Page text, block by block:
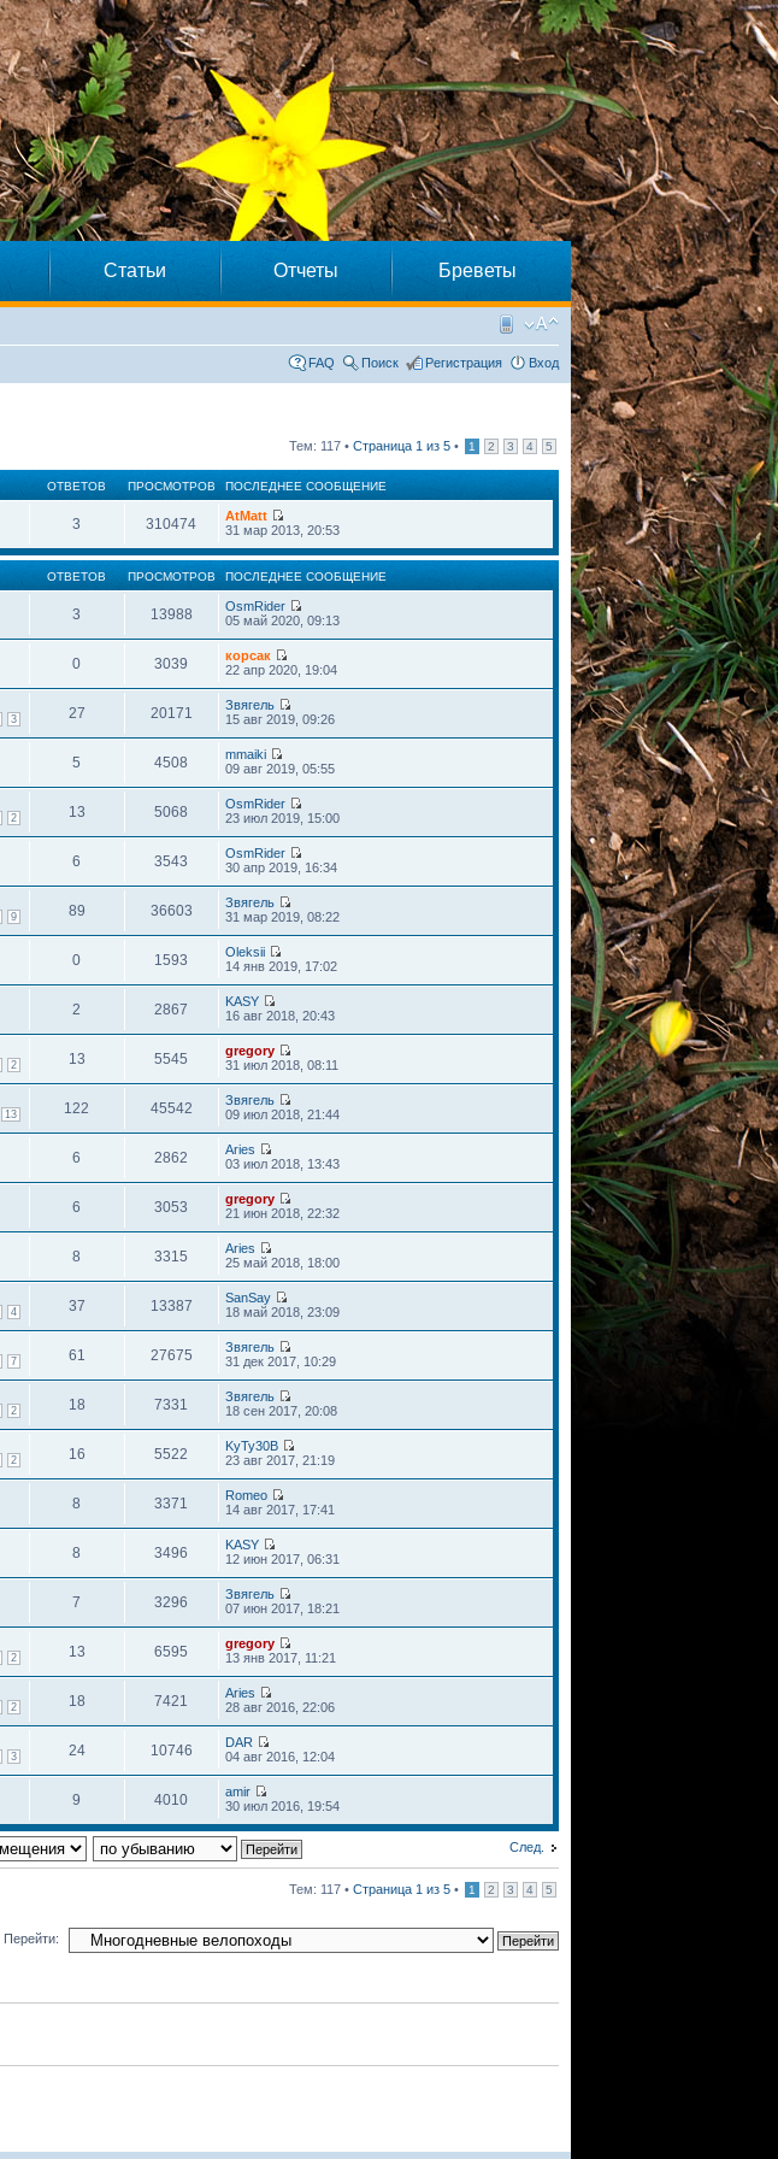
Статьи Отчеты Бреветы
FAQ Поиск Регистрация Вход
Тем: 117 • Страница 1 из 5 • 1 2 3 4 5
ОТВЕТОВ ПРОСМОТРОВ ПОСЛЕДНЕЕ СООБЩЕНИЕ
3 310474
AtMatt
31 мар 2013, 20:53
ОТВЕТОВ ПРОСМОТРОВ ПОСЛЕДНЕЕ СООБЩЕНИЕ
3 13988
OsmRider
05 май 2020, 09:13
0 3039
корсак
22 апр 2020, 19:04
3 27 20171
Звягель
15 авг 2019, 09:26
5 4508
mmaiki
09 авг 2019, 05:55
2 13 5068
OsmRider
23 июл 2019, 15:00
6 3543
OsmRider
30 апр 2019, 16:34
9 89 36603
Звягель
31 мар 2019, 08:22
0 1593
Oleksii
14 янв 2019, 17:02
2 2867
KASY
16 авг 2018, 20:43
2 13 5545
gregory
31 июл 2018, 08:11
13 122 45542
Звягель
09 июл 2018, 21:44
6 2862
Aries
03 июл 2018, 13:43
6 3053
gregory
21 июн 2018, 22:32
8 3315
Aries
25 май 2018, 18:00
4 37 13387
SanSay
18 май 2018, 23:09
7 61 27675
Звягель
31 дек 2017, 10:29
2 18 7331
Звягель
18 сен 2017, 20:08
2 16 5522
KyTy30B
23 авг 2017, 21:19
8 3371
Romeo
14 авг 2017, 17:41
8 3496
KASY
12 июн 2017, 06:31
7 3296
Звягель
07 июн 2017, 18:21
2 13 6595
gregory
13 янв 2017, 11:21
2 18 7421
Aries
28 авг 2016, 22:06
3 24 10746
DAR
04 авг 2016, 12:04
9 4010
amir
30 июл 2016, 19:54
След.
Тем: 117 • Страница 1 из 5 • 1 2 3 4 5
Перейти: